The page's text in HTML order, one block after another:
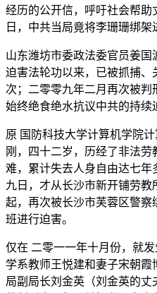
经历的公开信，呼吁社会帮
日，中共当局竟将李珊珊绑架
山东潍坊市委政法委官员姜
迫害法轮功以来，已被抓捕、
次；二零零九年二月再次被
始终绝食绝水抗议中共的持续
原 国防科技大学计算机学院
刚，四十二岁，历经了非法
难，累计失去人身自由达七
九日，才从长沙市新开铺劳
起，再次被长沙市芙蓉区警
班进行迫害。
仅在 二零一一年十月份，就
学系教师王悦建和妻子宋朝
局副局长刘金英（刘金英的